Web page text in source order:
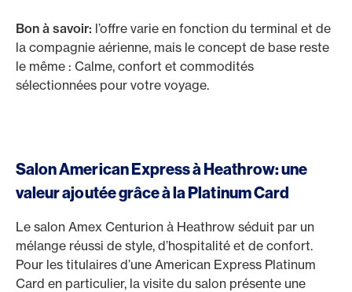
Bon à savoir: l’offre varie en fonction du terminal et de
la compagnie aérienne, mais le concept de base reste
le même : Calme, confort et commodités
sélectionnées pour votre voyage.
Salon American Express à Heathrow: une
valeur ajoutée grâce à la Platinum Card
Le salon Amex Centurion à Heathrow séduit par un
mélange réussi de style, d’hospitalité et de confort.
Pour les titulaires d’une American Express Platinum
Card en particulier, la visite du salon présente une